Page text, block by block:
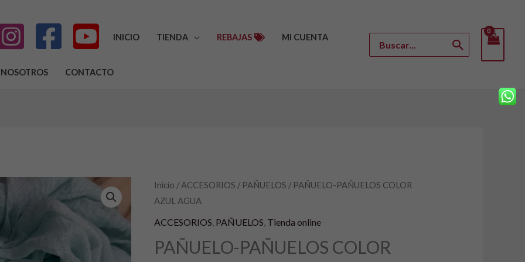
INICIO TIENDA REBAJAS MI CUENTA
NOSOTROS CONTACTO
por:
Inicio / ACCESORIOS / PAÑUELOS / PAÑUELO-PAÑUELOS COLOR
AZUL AGUA
ACCESORIOS, PAÑUELOS, Tienda online
PAÑUELO-PAÑUELOS COLOR
PAÑUELO-
PAÑUELOS
COLOR
AGUA